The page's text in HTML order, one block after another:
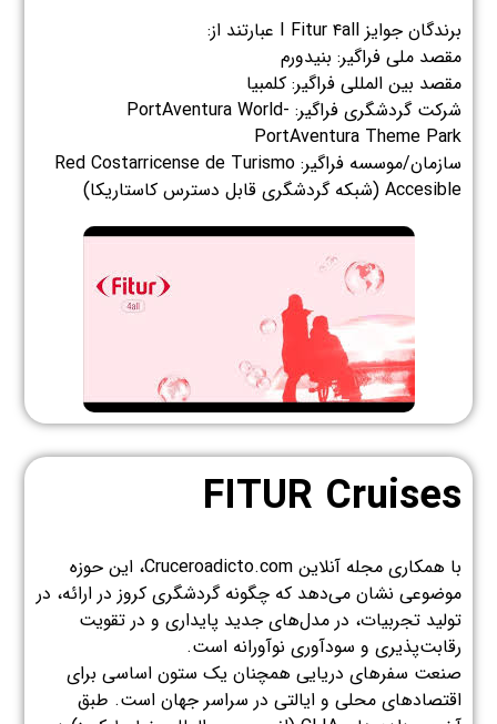
برندگان جوایز I Fitur ۴all عبارتند از:
مقصد ملی فراگیر: بنیدورم
مقصد بین المللی فراگیر: کلمبیا
شرکت گردشگری فراگیر: PortAventura World-
PortAventura Theme Park
سازمان/موسسه فراگیر: Red Costarricense de Turismo
Accesible (شبکه گردشگری قابل دسترس کاستاریکا)
FITUR Cruises
با همکاری مجله آنلاین Cruceroadicto.com، این حوزه
موضوعی نشان می‌دهد که چگونه گردشگری کروز در ارائه، در
تولید تجربیات، در مدل‌های جدید پایداری و در تقویت
رقابت‌پذیری و سودآوری نوآورانه است.
صنعت سفرهای دریایی همچنان یک ستون اساسی برای
اقتصادهای محلی و ایالتی در سراسر جهان است. طبق